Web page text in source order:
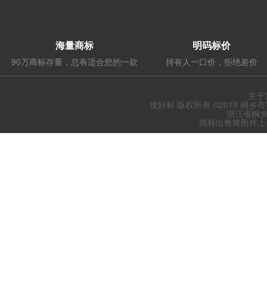
海量商标
90万商标存量，总有适合您的一款
明码标价
持有人一口价，拒绝差价
关
搜好标 版权所有 ©2019 桐乡
浙江省桐
商标出售将附件